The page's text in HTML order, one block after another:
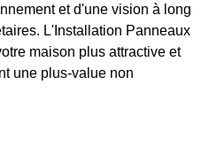
et d'une vision à long
L'Installation Panneaux
maison plus attractive et
une plus-value non